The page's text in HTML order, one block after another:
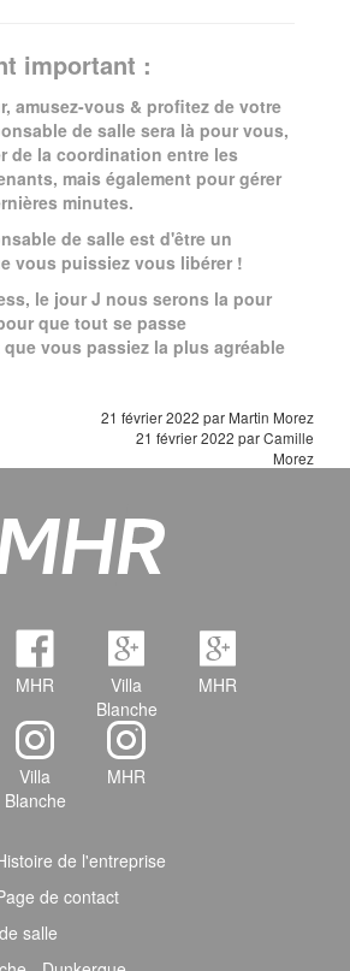
important :
amusez-vous & profitez de votre
de salle sera là pour vous,
de la coordination entre les
mais également pour gérer
minutes.
de salle est d'être un
vous puissiez vous libérer !
le jour J nous serons la pour
que tout se passe
vous passiez la plus agréable
21 février 2022 par Martin Morez
21 février 2022 par Camille
Morez
MHR
Villa
Blanche
MHR
Villa
Blanche
MHR
de l'entreprise
de contact
salle